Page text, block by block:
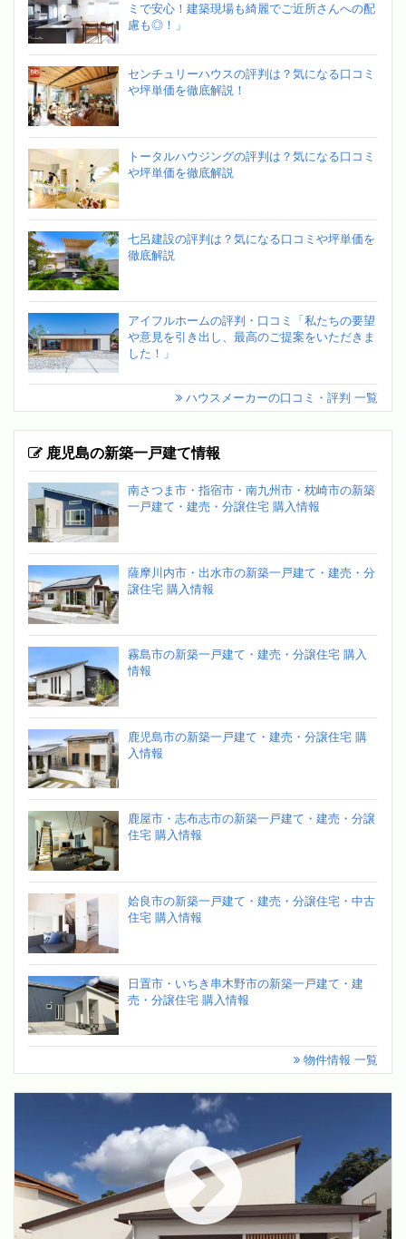
ミで安心！建築現場も綺麗でご近所さんへの配
慮も◎！」
センチュリーハウスの評判は？気になる口コミ
や坪単価を徹底解説！
トータルハウジングの評判は？気になる口コミ
や坪単価を徹底解説
七呂建設の評判は？気になる口コミや坪単価を
徹底解説
アイフルホームの評判・口コミ「私たちの要望
や意見を引き出し、最高のご提案をいただきま
した！」
ハウスメーカーの口コミ・評判 一覧
鹿児島の新築一戸建て情報
南さつま市・指宿市・南九州市・枕崎市の新築
一戸建て・建売・分譲住宅 購入情報
薩摩川内市・出水市の新築一戸建て・建売・分
譲住宅 購入情報
霧島市の新築一戸建て・建売・分譲住宅 購入
情報
鹿児島市の新築一戸建て・建売・分譲住宅 購
入情報
鹿屋市・志布志市の新築一戸建て・建売・分譲
住宅 購入情報
姶良市の新築一戸建て・建売・分譲住宅・中古
住宅 購入情報
日置市・いちき串木野市の新築一戸建て・建
売・分譲住宅 購入情報
物件情報 一覧